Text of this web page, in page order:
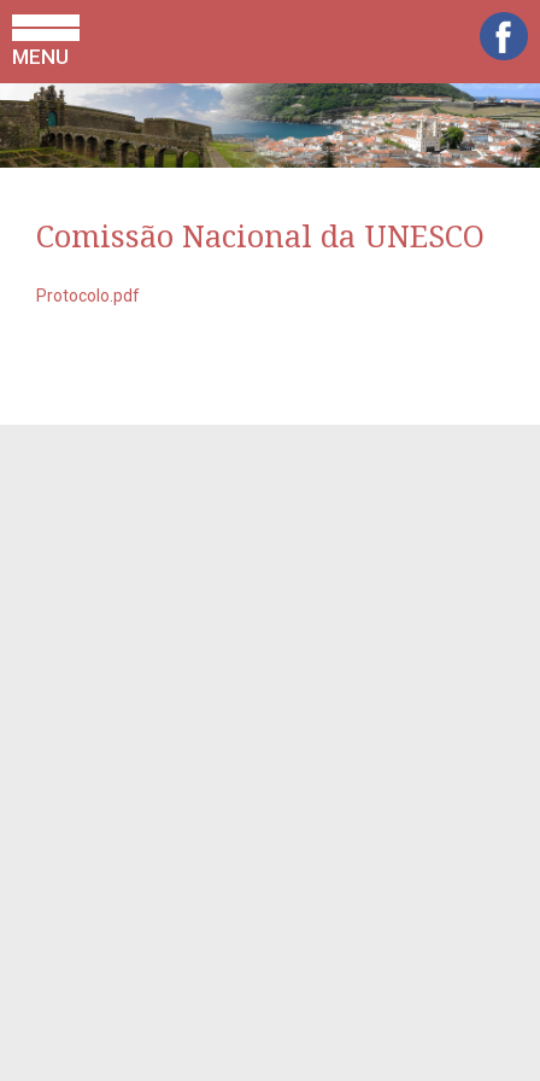
MENU
Comissão Nacional da UNESCO
Protocolo.pdf